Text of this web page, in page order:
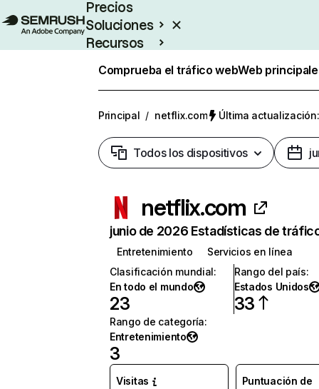
Precios
Soluciones
Recursos
Comprueba el tráfico webWeb
Principal / netflix.com Última
Todos los dispositivos
netflix.com
junio de 2026 Estadísticas de
Entretenimiento
Servicios en línea
Clasificación mundial:
En todo el mundo
23
Rango del país:
Estados Unidos
33
Rango de categoría:
Entretenimiento
3
Visitas
Puntuación de